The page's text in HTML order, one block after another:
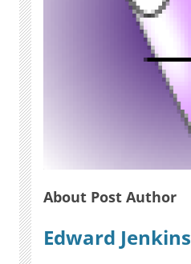
About Post Author
Edward Jenkins